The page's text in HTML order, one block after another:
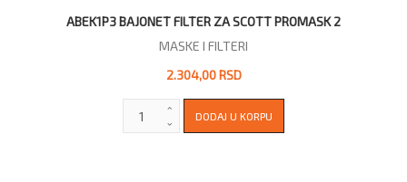
ABEK1P3 BAJONET FILTER ZA SCOTT PROMASK 2
MASKE I FILTERI
2.304,00 RSD